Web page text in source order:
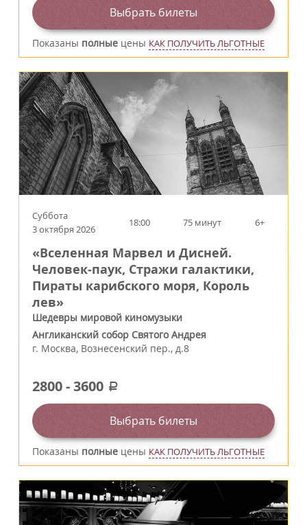
Выбрать билеты
Показаны полные цены КАК ПОЛУЧИТЬ ЛЬГОТНЫЕ
Суббота
3 октября 2026
18:00 75 минут 6+
«Вселенная Марвел и Дисней.
Человек‑паук, Стражи галактики,
Пираты карибского моря, Король
лев»
Шедевры мировой киномузыки
Англиканский собор Святого Андрея
г. Москва, Вознесенский пер., д.8
2800-3600 a
Выбрать билеты
Показаны полные цены КАК ПОЛУЧИТЬ ЛЬГОТНЫЕ